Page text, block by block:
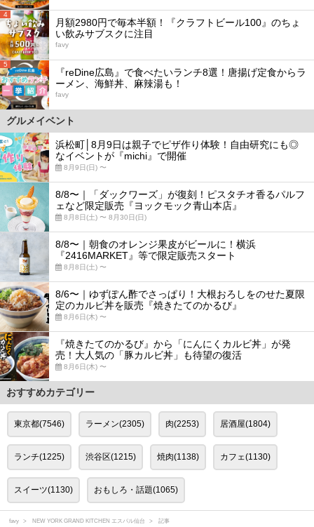
4
月額2980円で毎本半額！『クラフトビール100』のちょ
い飲みサブスクに注目
favy
5
『reDine広島』で食べたいランチ8選！唐揚げ定食からラ
ーメン、海鮮丼、麻辣湯も！
favy
グルメイベント
浜松町│8月9日は親子でピザ作り体験！自由研究にも◎
なイベントが『michi』で開催
8月9日(日) 〜
8/8〜｜「ダックワーズ」が復刻！ピスタチオ香るパルフ
ェなど限定販売『ヨックモック青山本店』
8月8日(土) 〜 8月30日(日)
8/8〜｜朝食のオレンジ果皮がビールに！横浜
『2416MARKET』等で限定販売スタート
8月8日(土) 〜
8/6〜｜ゆずぽん酢でさっぱり！大根おろしをのせた夏限
定のカルビ丼を販売『焼きたてのかるび』
8月6日(木) 〜
『焼きたてのかるび』から「にんにくカルビ丼」が発
売！大人気の「豚カルビ丼」も待望の復活
8月6日(木) 〜
おすすめカテゴリー
東京都(7546) ラーメン(2305) 肉(2253) 居酒屋(1804)
ランチ(1225) 渋谷区(1215) 焼肉(1138) カフェ(1130)
スイーツ(1130) おもしろ・話題(1065)
favy NEW YORK GRAND KITCHEN エスパル仙台 記事